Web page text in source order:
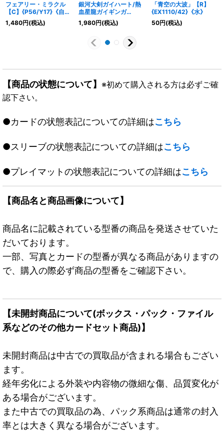
フェアリー・ミラクル
【C】{P56/Y17}《自
然》
1,480円(税込)
銀河大剣ガイハート/熱
血星龍ガイギンガ
【VV】
{DMX26VV4b/VV4/V
V4a/VV4}《超次元》
1,980円(税込)
「青空の大波」【R】
{EX1110/42}《水》
50円(税込)
【商品の状態について】 ※初めて購入される方は必ずご確
認下さい。
●カードの状態表記についての詳細はこちら
●スリーブの状態表記についての詳細はこちら
●プレイマットの状態表記についての詳細はこちら
【商品名と商品画像について】
商品名に記載されている型番の商品を発送させていた
だいております。
一部、写真とカードの型番が異なる商品がありますの
で、購入の際必ず商品の型番をご確認下さい。
【未開封商品について(ボックス・パック・ファイル
系などのその他カードセット商品)】
未開封商品は中古での買取品が含まれる場合もござい
ます。
経年劣化による外装や内容物の微細な傷、品質変化が
ある場合がございます。
また中古での買取品の為、パック系商品は通常の封入
率とは大きく異なる場合がございます。